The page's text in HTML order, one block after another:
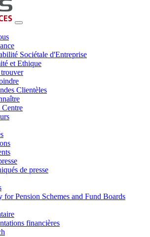
Sociétale d'Entreprise
et Ethique
Clientèles
Centre
de presse
for Pension Schemes and Fund Boards
financières